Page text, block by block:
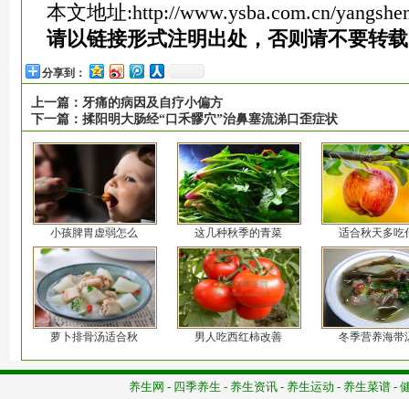
本文地址:http://www.ysba.com.cn/
请以链接形式注明出处，否则请不要转
分享到：
上一篇： 牙痛的病因及自疗小偏方
下一篇： 揉阳明大肠经“口禾髎穴”治鼻塞流涕口歪症状
小孩脾胃虚弱怎么 这几种秋季的青菜 适合秋天多吃
萝卜排骨汤适合秋 男人吃西红柿改善 冬季营养海带
养生网 - 四季养生 - 养生资讯 - 养生运动 - 养生菜谱 -